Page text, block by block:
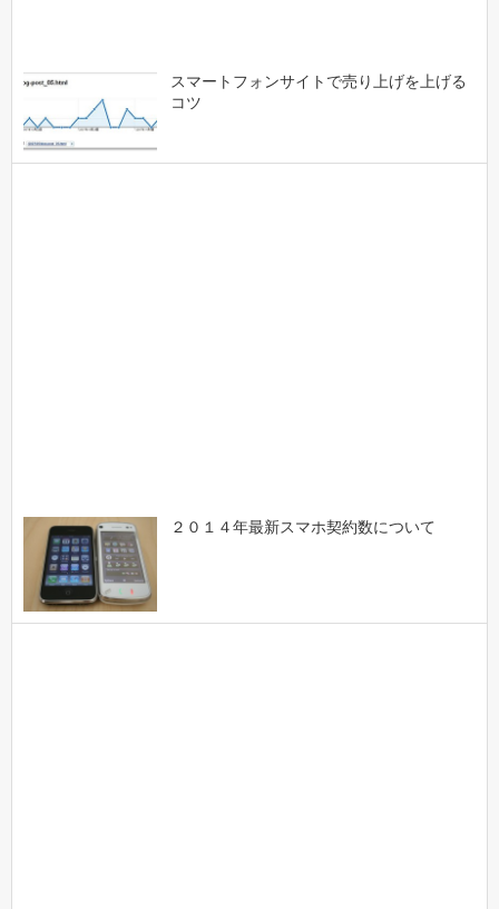
スマートフォンサイトで売り上げを上げる
コツ
２０１４年最新スマホ契約数について